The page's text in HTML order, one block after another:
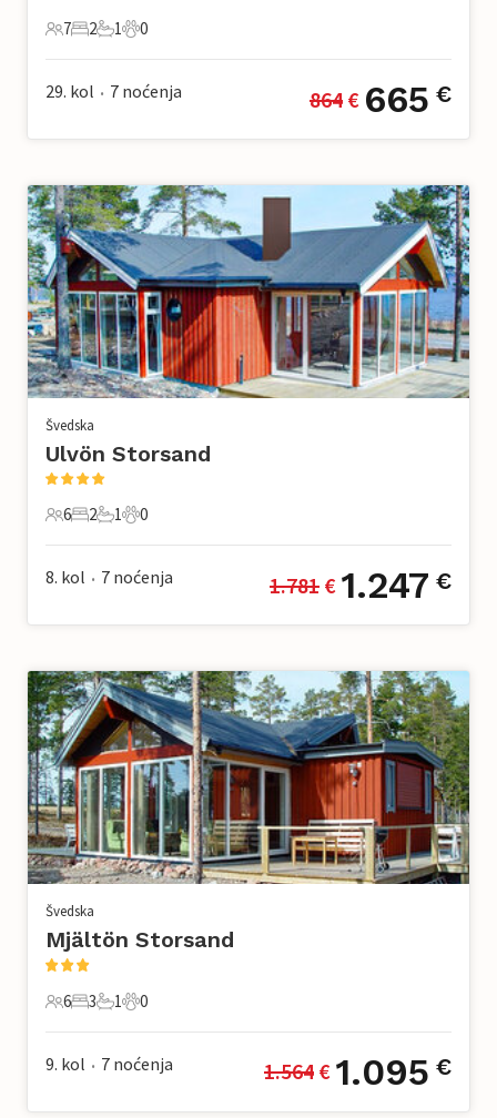
7 Gosti
7
2 Spavaće sobe
2
1 Kupaonica
1
0 Kućni ljubimac
0
29. kol • 7 noćenja 864 € 665 €
Švedska
Ulvön Storsand
6 Gosti
6
2 Spavaće sobe
2
1 Kupaonica
1
0 Kućni ljubimac
0
8. kol • 7 noćenja 1.781 € 1.247 €
Švedska
Mjältön Storsand
6 Gosti
6
3 Spavaće sobe
3
1 Kupaonica
1
0 Kućni ljubimac
0
9. kol • 7 noćenja 1.564 € 1.095 €